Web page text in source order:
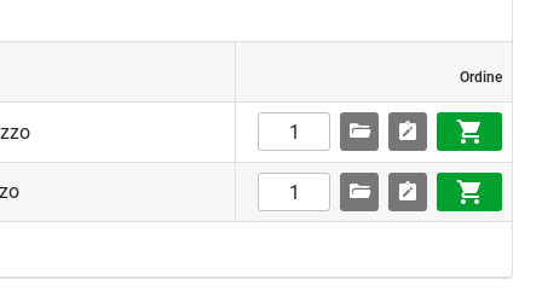
Ordine